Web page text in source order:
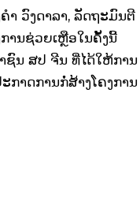
ຳ ວົງດາລາ, ລັດຖະມົນຕີ
ານຊ່ວຍເຫຼືອໃນຄັ້ງນີ້
ຊົນ ສປ ຈີນ ທີ່ໄດ້ໃຫ້ການ
ກາດການກໍ່ສ້າງໂຄງການ